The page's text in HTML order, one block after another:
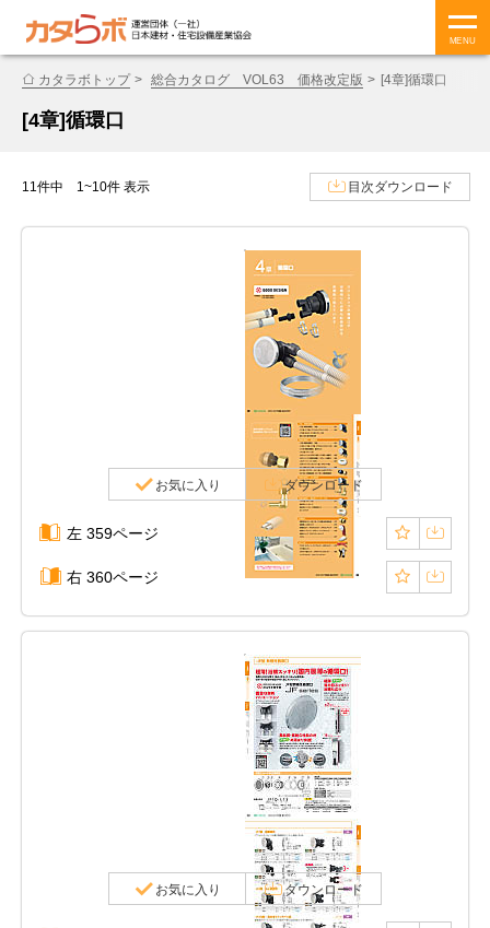
MENU
カタラボトップ 総合カタログ VOL63 価格改定版 [4章]循環口
[4章]循環口
11件中 1~10件 表示 目次ダウンロード
お気に入り ダウンロード
左 359ページ
右 360ページ
お気に入り ダウンロード